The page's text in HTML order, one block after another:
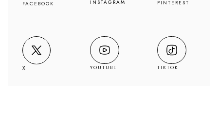
FACEBOOK INSTAGRAM PINTEREST
X YOUTUBE TIKTOK